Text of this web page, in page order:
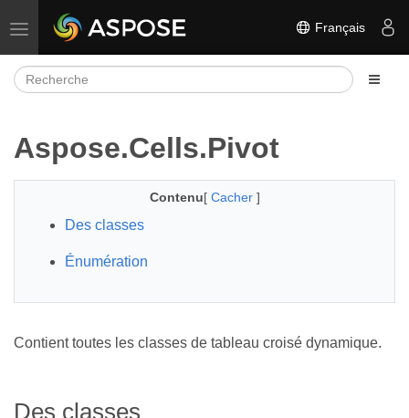
Basculer la navigation Français
Aspose.Cells.Pivot
Contenu[ Cacher ]
Des classes
Énumération
Contient toutes les classes de tableau croisé dynamique.
Des classes